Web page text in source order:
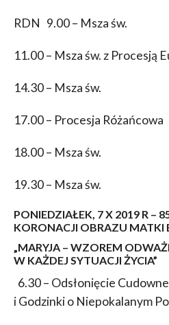
RDN 9.00 – Msza św.
11.00 – Msza św. z Procesją
14.30 – Msza św.
17.00 – Procesja Różańcowa
18.00 – Msza św.
19.30 – Msza św.
PONIEDZIAŁEK, 7 X 2019 R –
KORONACJI OBRAZU MATKI
„MARYJA – WZOREM
W KAŻDEJ SYTUACJI ŻYCIA”
6.30 – Odsłonięcie
i Godzinki o Niepokalanym